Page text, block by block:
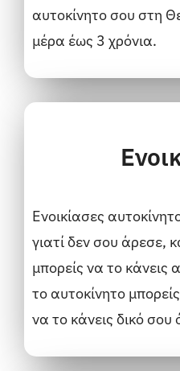
αυτοκίνητο σου στη
μέρα έως 3 χρόνια.
Ενοικίασες
γιατί δεν σου άρεσε,
μπορείς να το
το αυτοκίνητο
να το κάνεις δικό σου